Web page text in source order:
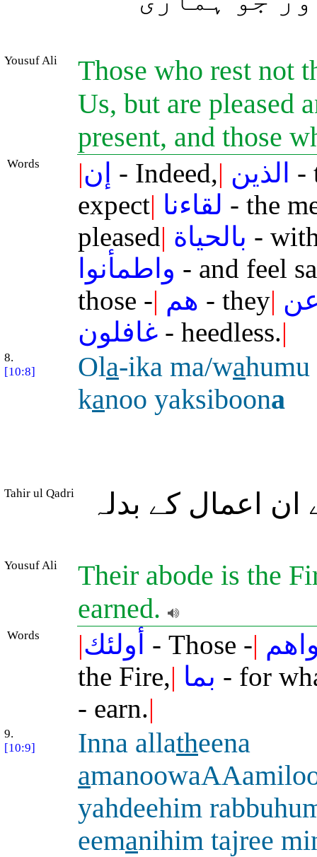
Yousuf Ali
Those who rest not
Us, but are pleased
present, and those
Words |إن - Indeed,| الذين -
expect| لقاءنا - the
pleased| بالحياة -
واطمأنوا - and feel
those -| هم - they|
غافلون - heedless.|
8.
[10:8]
Ola-ika ma/wahumu
kanoo yaksiboona
Tahir ul Qadri اعمال کے بدلہ
Yousuf Ali
Their abode is the
earned.
Words |أولئك - Those -|
the Fire,| بما - for
- earn.|
9.
[10:9]
Inna allatheena
a
yahdeehim
eemanihim tajree